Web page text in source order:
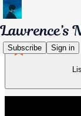
Subscribe Sign in